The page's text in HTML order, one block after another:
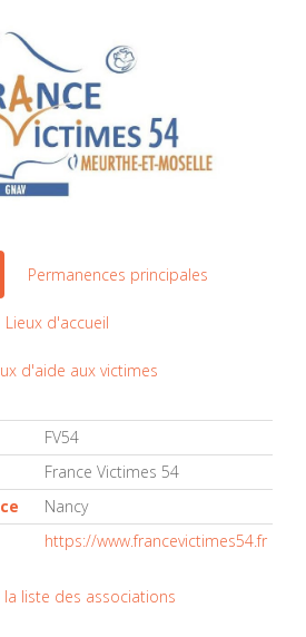
Permanences principales
Lieux d'accueil
d'aide aux victimes
FV54
France Victimes 54
Nancy
https://www.francevictimes54.fr
la liste des associations